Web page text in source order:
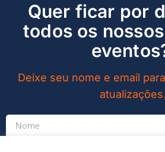
Quer ficar por
todos os
Deixe seu nome e email
atualizações.